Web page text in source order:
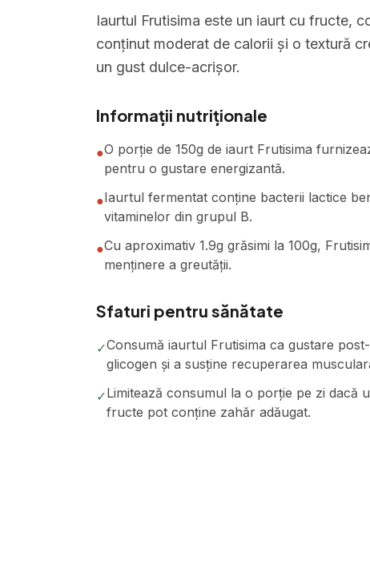
Iaurtul Frutisima este un iaurt cu fructe,
conținut moderat de calorii și o textură
un gust dulce-acrișor.
Informații nutriționale
●O porție de 150g de iaurt Frutisima
pentru o gustare energizantă.
●Iaurtul fermentat conține bacterii lactice
vitaminelor din grupul B.
●Cu aproximativ 1.9g grăsimi la 100g,
menținere a greutății.
Sfaturi pentru sănătate
✓Consumă iaurtul Frutisima ca gustare
glicogen și a susține recuperarea
✓Limitează consumul la o porție pe zi dacă
fructe pot conține zahăr adăugat.